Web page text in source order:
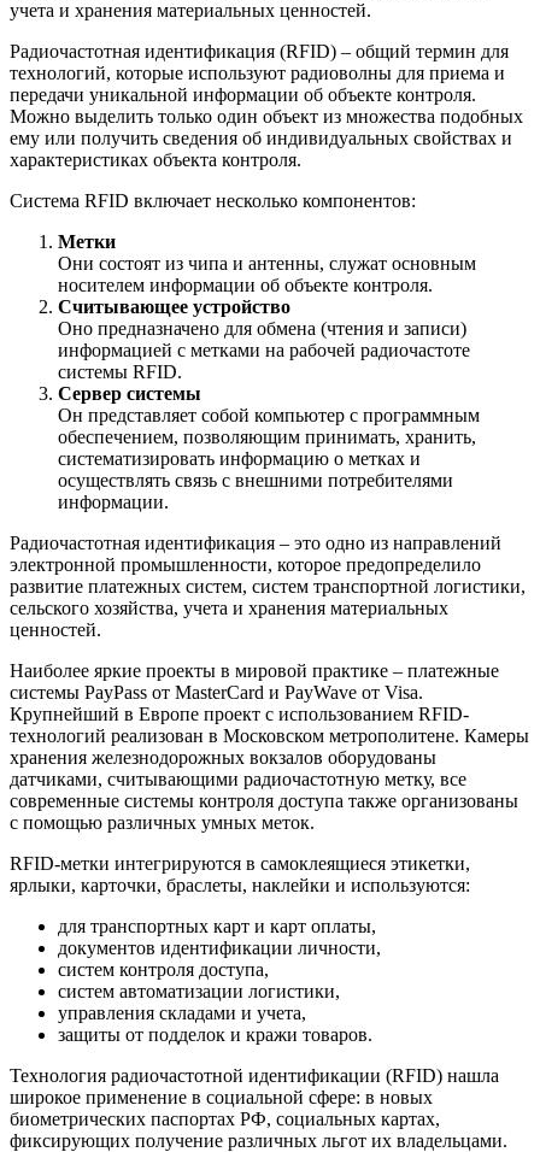
учета и хранения материальных ценностей.
Радиочастотная идентификация (RFID) – общий термин для
технологий, которые используют радиоволны для приема и
передачи уникальной информации об объекте контроля.
Можно выделить только один объект из множества подобных
ему или получить сведения об индивидуальных свойствах и
характеристиках объекта контроля.
Система RFID включает несколько компонентов:
Метки
Они состоят из чипа и антенны, служат основным
носителем информации об объекте контроля.
Считывающее устройство
Оно предназначено для обмена (чтения и записи)
информацией с метками на рабочей радиочастоте
системы RFID.
Сервер системы
Он представляет собой компьютер с программным
обеспечением, позволяющим принимать, хранить,
систематизировать информацию о метках и
осуществлять связь с внешними потребителями
информации.
Радиочастотная идентификация – это одно из направлений
электронной промышленности, которое предопределило
развитие платежных систем, систем транспортной логистики,
сельского хозяйства, учета и хранения материальных
ценностей.
Наиболее яркие проекты в мировой практике – платежные
системы PayPass от MasterCard и PayWave от Visa.
Крупнейший в Европе проект с использованием RFID-
технологий реализован в Московском метрополитене. Камеры
хранения железнодорожных вокзалов оборудованы
датчиками, считывающими радиочастотную метку, все
современные системы контроля доступа также организованы
с помощью различных умных меток.
RFID-метки интегрируются в самоклеящиеся этикетки,
ярлыки, карточки, браслеты, наклейки и используются:
для транспортных карт и карт оплаты,
документов идентификации личности,
систем контроля доступа,
систем автоматизации логистики,
управления складами и учета,
защиты от подделок и кражи товаров.
Технология радиочастотной идентификации (RFID) нашла
широкое применение в социальной сфере: в новых
биометрических паспортах РФ, социальных картах,
фиксирующих получение различных льгот их владельцами.